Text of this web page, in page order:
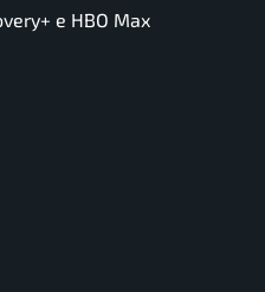
e HBO Max